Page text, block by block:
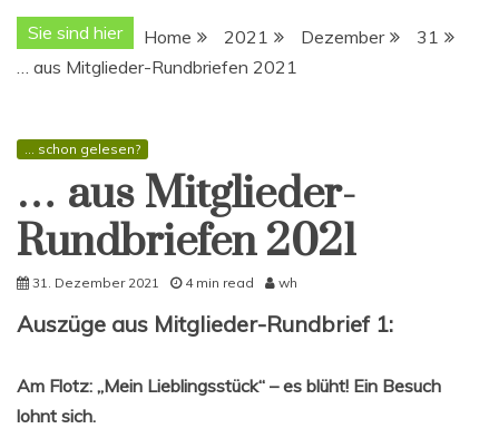
Sie sind hier Home 2021 Dezember
31
… aus Mitglieder-Rundbriefen 2021
... schon gelesen?
… aus Mitglieder-
Rundbriefen 2021
31. Dezember 2021 4 min read wh
Auszüge aus Mitglieder-Rundbrief 1:
Am Flotz: „Mein Lieblingsstück“ – es blüht! Ein Besuch
lohnt sich.